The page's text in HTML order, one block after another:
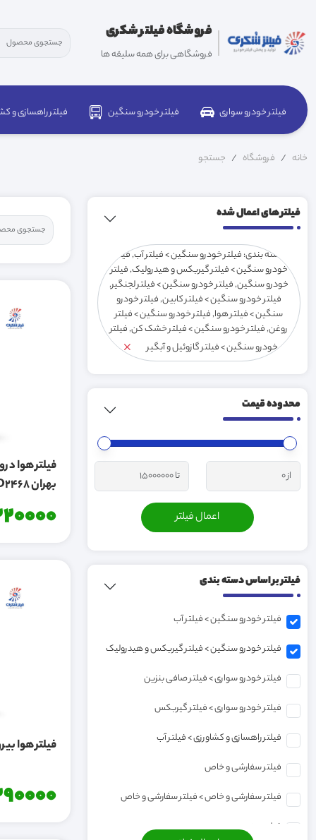
فروشگاه فیلتر شکری
فروشگاهی برای همه سلیقه ها
فیلتر خودرو سواری فیلتر خودرو سنگین فیلتر راهسازی و
خانه فروشگاه جستجو
فیلتر های اعمال شده
دسته بندی: فیلتر خودرو سنگین > فیلتر آب, فیلتر
خودرو سنگین > فیلتر گیربکس و هیدرولیک, فیلتر
خودرو سنگین, فیلتر خودرو سنگین > فیلتر لجنگیر,
فیلتر خودرو سنگین > فیلتر کابین, فیلتر خودرو
سنگین > فیلتر هوا, فیلتر خودرو سنگین > فیلتر
روغن, فیلتر خودرو سنگین > فیلتر خشک کن, فیلتر
خودرو سنگین > فیلتر گازوئیل و آبگیر
محدوده قیمت
فیلتر بر اساس دسته بندی
فیلتر خودرو سنگین > فیلتر آب
فیلتر خودرو سنگین > فیلتر گیربکس و هیدرولیک
فیلتر خودرو سواری > فیلتر صافی بنزین
فیلتر خودرو سواری > فیلتر گیربکس
فیلتر راهسازی و کشاورزی > فیلتر آب
فیلتر سفارشی و خاص
فیلتر سفارشی و خاص > فیلتر سفارشی و خاص
فیلتر صنعتی
بهران GD2468
فیلتر هوا